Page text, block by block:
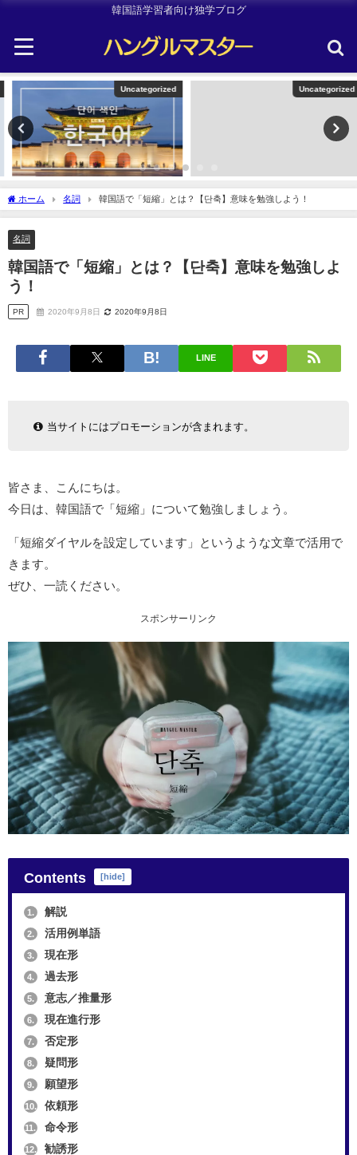
韓国語学習者向け独学ブログ
Uncategorized Uncategorized
ホーム 名詞 韓国語で「短縮」とは？【단축】意味を勉強しよう！
名詞
韓国語で「短縮」とは？【단축】意味を勉強しよ
う！
PR 2020年9月8日 2020年9月8日
LINE
当サイトにはプロモーションが含まれます。
皆さま、こんにちは。
今日は、韓国語で「短縮」について勉強しましょう。
「短縮ダイヤルを設定しています」というような文章で活用で
きます。
ぜひ、一読ください。
スポンサーリンク
Contents [hide]
1. 解説
2. 活用例単語
3. 現在形
4. 過去形
5. 意志／推量形
6. 現在進行形
7. 否定形
8. 疑問形
9. 願望形
10. 依頼形
11. 命令形
12. 勧誘形